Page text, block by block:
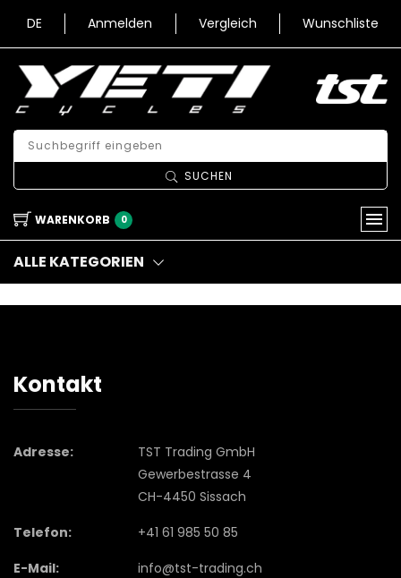
DE Anmelden Vergleich Wunschliste
SUCHEN
WARENKORB 0
ALLE KATEGORIEN
Kontakt
Adresse:
TST Trading GmbH
Gewerbestrasse 4
CH-4450 Sissach
Telefon:
+41 61 985 50 85
E-Mail:
info@tst-trading.ch